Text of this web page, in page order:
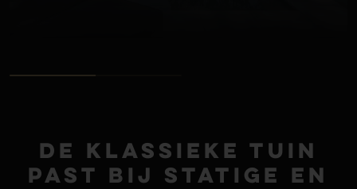
De klassieke tuin
past bij statige en